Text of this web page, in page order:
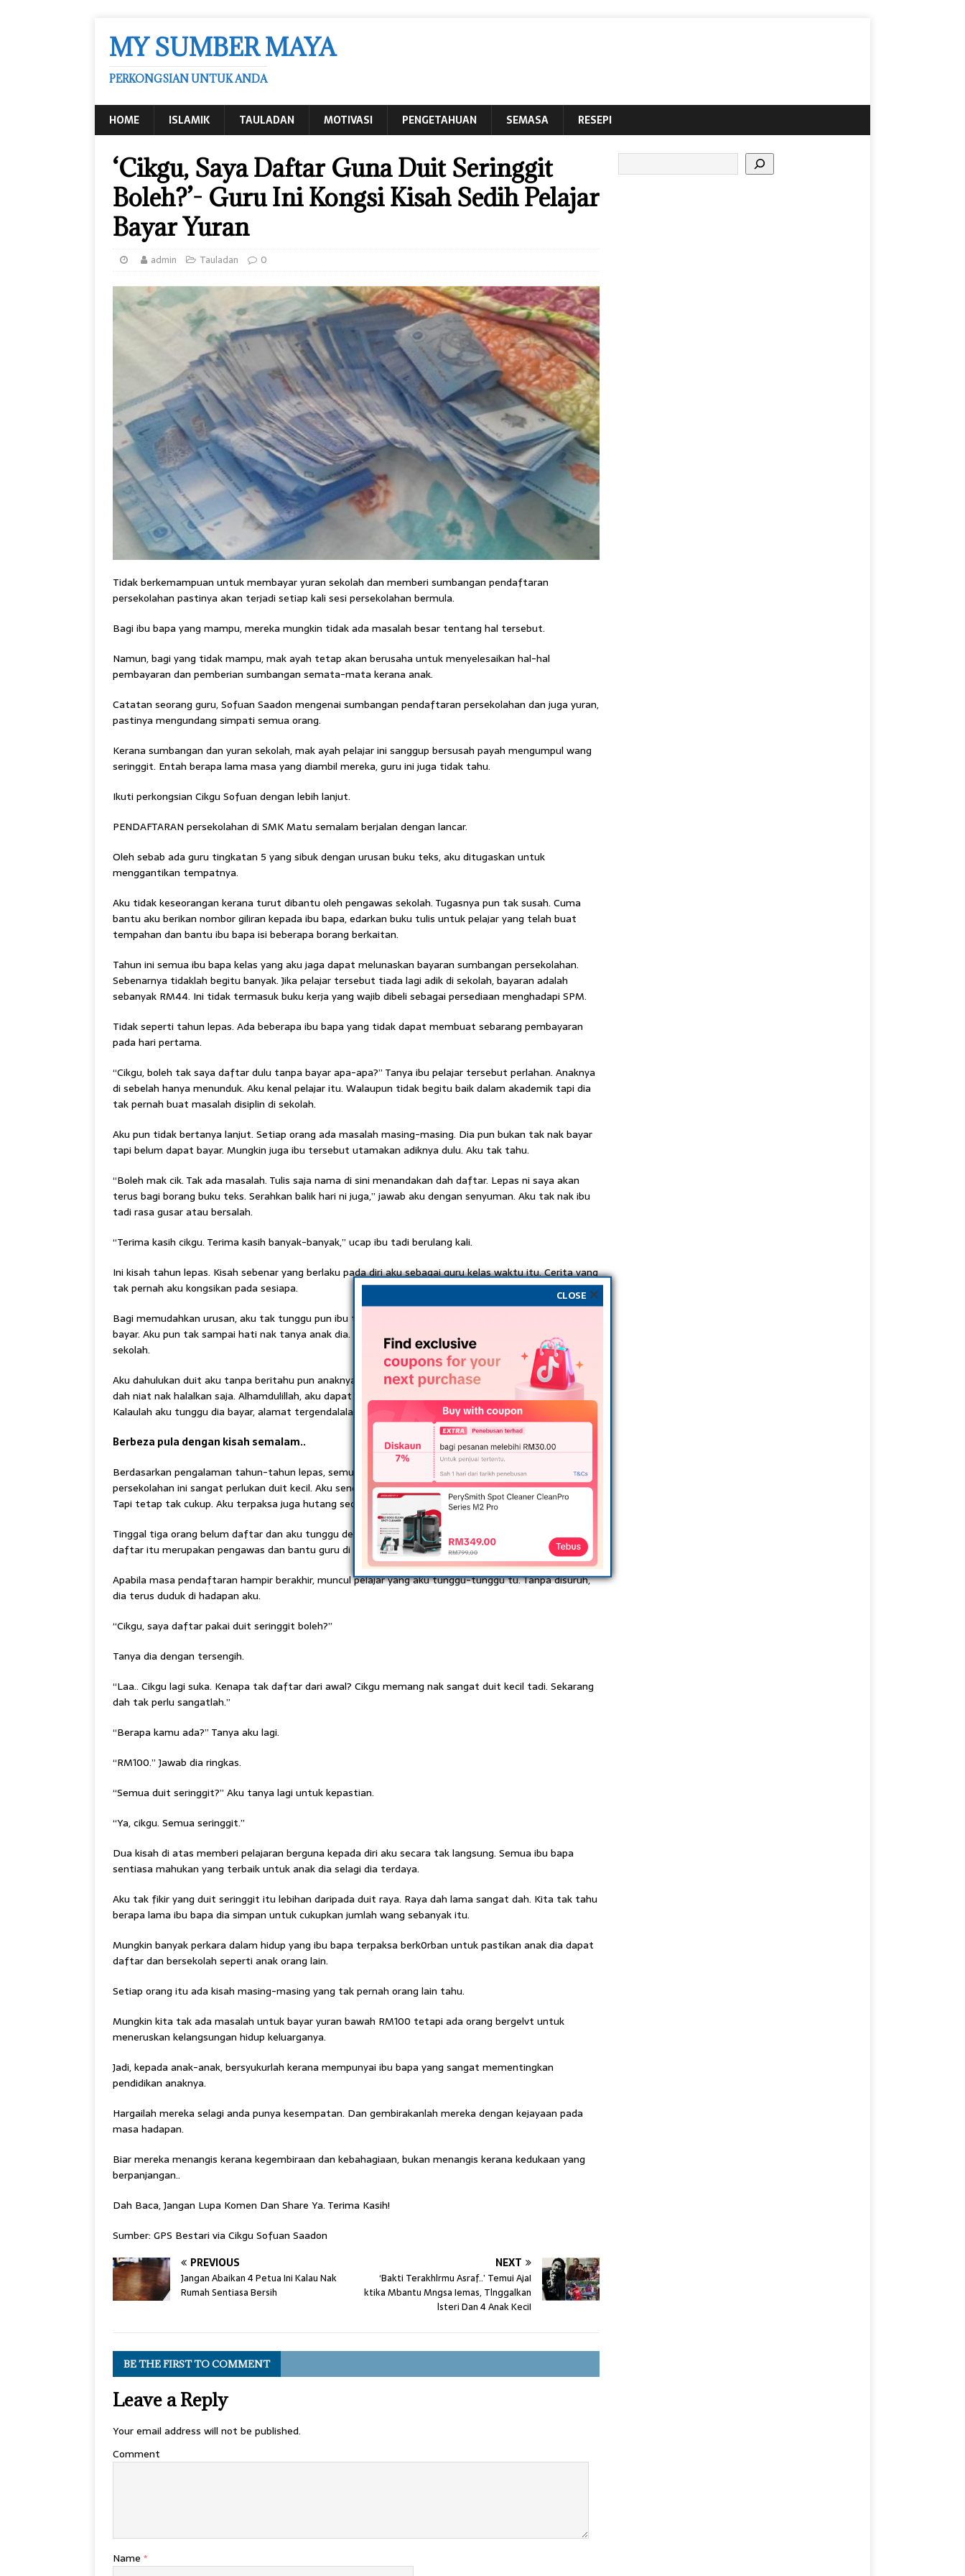
MY SUMBER MAYA
PERKONGSIAN UNTUK ANDA
HOME ISLAMIK TAULADAN MOTIVASI PENGETAHUAN SEMASA RESEPI
‘Cikgu, Saya Daftar Guna Duit Seringgit
Boleh?’- Guru Ini Kongsi Kisah Sedih Pelajar
Bayar Yuran
admin Tauladan 0
Tidak berkemampuan untuk membayar yuran sekolah dan memberi sumbangan pendaftaran
persekolahan pastinya akan terjadi setiap kali sesi persekolahan bermula.
Bagi ibu bapa yang mampu, mereka mungkin tidak ada masalah besar tentang hal tersebut.
Namun, bagi yang tidak mampu, mak ayah tetap akan berusaha untuk menyelesaikan hal-hal
pembayaran dan pemberian sumbangan semata-mata kerana anak.
Catatan seorang guru, Sofuan Saadon mengenai sumbangan pendaftaran persekolahan dan juga yuran,
pastinya mengundang simpati semua orang.
Kerana sumbangan dan yuran sekolah, mak ayah pelajar ini sanggup bersusah payah mengumpul wang
seringgit. Entah berapa lama masa yang diambil mereka, guru ini juga tidak tahu.
Ikuti perkongsian Cikgu Sofuan dengan lebih lanjut.
PENDAFTARAN persekolahan di SMK Matu semalam berjalan dengan lancar.
Oleh sebab ada guru tingkatan 5 yang sibuk dengan urusan buku teks, aku ditugaskan untuk
menggantikan tempatnya.
Aku tidak keseorangan kerana turut dibantu oleh pengawas sekolah. Tugasnya pun tak susah. Cuma
bantu aku berikan nombor giliran kepada ibu bapa, edarkan buku tulis untuk pelajar yang telah buat
tempahan dan bantu ibu bapa isi beberapa borang berkaitan.
Tahun ini semua ibu bapa kelas yang aku jaga dapat melunaskan bayaran sumbangan persekolahan.
Sebenarnya tidaklah begitu banyak. Jika pelajar tersebut tiada lagi adik di sekolah, bayaran adalah
sebanyak RM44. Ini tidak termasuk buku kerja yang wajib dibeli sebagai persediaan menghadapi SPM.
Tidak seperti tahun lepas. Ada beberapa ibu bapa yang tidak dapat membuat sebarang pembayaran
pada hari pertama.
“Cikgu, boleh tak saya daftar dulu tanpa bayar apa-apa?” Tanya ibu pelajar tersebut perlahan. Anaknya
di sebelah hanya menunduk. Aku kenal pelajar itu. Walaupun tidak begitu baik dalam akademik tapi dia
tak pernah buat masalah disiplin di sekolah.
Aku pun tidak bertanya lanjut. Setiap orang ada masalah masing-masing. Dia pun bukan tak nak bayar
tapi belum dapat bayar. Mungkin juga ibu tersebut utamakan adiknya dulu. Aku tak tahu.
“Boleh mak cik. Tak ada masalah. Tulis saja nama di sini menandakan dah daftar. Lepas ni saya akan
terus bagi borang buku teks. Serahkan balik hari ni juga,” jawab aku dengan senyuman. Aku tak nak ibu
tadi rasa gusar atau bersalah.
“Terima kasih cikgu. Terima kasih banyak-banyak,” ucap ibu tadi berulang kali.
Ini kisah tahun lepas. Kisah sebenar yang berlaku pada diri aku sebagai guru kelas waktu itu. Cerita yang
tak pernah aku kongsikan pada sesiapa.
Bagi memudahkan urusan, aku tak tunggu pun ibu tersebut bayar sebab aku pun tak tahu bila dia nak
bayar. Aku pun tak sampai hati nak tanya anak dia. Nanti anak dia tertekan dan malu pula nak ke
sekolah.
Aku dahulukan duit aku tanpa beritahu pun anaknya. Jika dalam tahun itu ibu tersebut tak bayar, aku
dah niat nak halalkan saja. Alhamdulillah, aku dapat balik duit aku itu sebelum pertengahan tahun.
Kalaulah aku tunggu dia bayar, alamat tergendalalah segala urusan selepas itu.
Berbeza pula dengan kisah semalam..
Berdasarkan pengalaman tahun-tahun lepas, semua guru yang menguruskan pendaftaran
persekolahan ini sangat perlukan duit kecil. Aku sendiri dah sediakan duit kecil sendiri sebanyak RM40.
Tapi tetap tak cukup. Aku terpaksa juga hutang seorang pelajar sebanyak RM2. Rabu nanti baru bayar.
Tinggal tiga orang belum daftar dan aku tunggu dengan sabar. Rupa-rupanya ada pelajar yang lambat
daftar itu merupakan pengawas dan bantu guru di kelas lain dulu.
Apabila masa pendaftaran hampir berakhir, muncul pelajar yang aku tunggu-tunggu tu. Tanpa disuruh,
dia terus duduk di hadapan aku.
“Cikgu, saya daftar pakai duit seringgit boleh?”
Tanya dia dengan tersengih.
“Laa.. Cikgu lagi suka. Kenapa tak daftar dari awal? Cikgu memang nak sangat duit kecil tadi. Sekarang
dah tak perlu sangatlah.”
“Berapa kamu ada?” Tanya aku lagi.
“RM100.” Jawab dia ringkas.
“Semua duit seringgit?” Aku tanya lagi untuk kepastian.
“Ya, cikgu. Semua seringgit.”
Dua kisah di atas memberi pelajaran berguna kepada diri aku secara tak langsung. Semua ibu bapa
sentiasa mahukan yang terbaik untuk anak dia selagi dia terdaya.
Aku tak fikir yang duit seringgit itu lebihan daripada duit raya. Raya dah lama sangat dah. Kita tak tahu
berapa lama ibu bapa dia simpan untuk cukupkan jumlah wang sebanyak itu.
Mungkin banyak perkara dalam hidup yang ibu bapa terpaksa berk0rban untuk pastikan anak dia dapat
daftar dan bersekolah seperti anak orang lain.
Setiap orang itu ada kisah masing-masing yang tak pernah orang lain tahu.
Mungkin kita tak ada masalah untuk bayar yuran bawah RM100 tetapi ada orang bergelvt untuk
meneruskan kelangsungan hidup keluarganya.
Jadi, kepada anak-anak, bersyukurlah kerana mempunyai ibu bapa yang sangat mementingkan
pendidikan anaknya.
Hargailah mereka selagi anda punya kesempatan. Dan gembirakanlah mereka dengan kejayaan pada
masa hadapan.
Biar mereka menangis kerana kegembiraan dan kebahagiaan, bukan menangis kerana kedukaan yang
berpanjangan..
Dah Baca, Jangan Lupa Komen Dan Share Ya. Terima Kasih!
Sumber: GPS Bestari via Cikgu Sofuan Saadon
PREVIOUS
Jangan Abaikan 4 Petua Ini Kalau Nak
Rumah Sentiasa Bersih
NEXT
‘Bakti Terakhlrmu Asraf..’ Temui AjaI
ktika Mbantu Mngsa Iemas, Tlnggalkan
lsteri Dan 4 Anak KeciI
BE THE FIRST TO COMMENT
Leave a Reply
Your email address will not be published.
Comment
Name *
CLOSE